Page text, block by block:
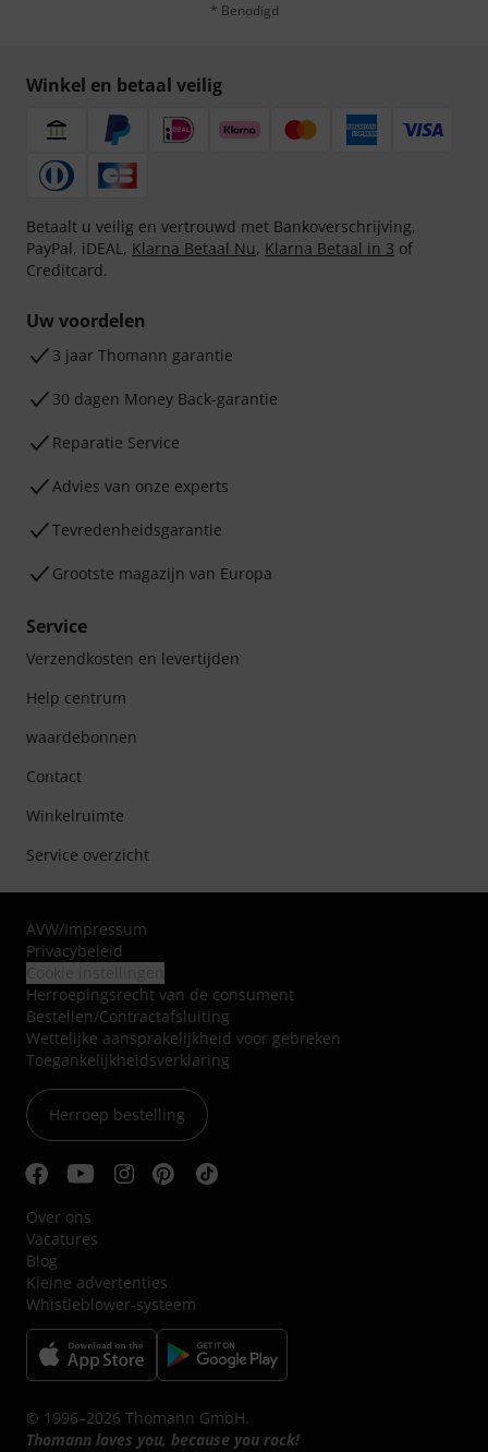
* Benodigd
Winkel en betaal veilig
Betaalt u veilig en vertrouwd met Bankoverschrijving,
PayPal, iDEAL, Klarna Betaal Nu, Klarna Betaal in 3 of
Creditcard.
Uw voordelen
3 jaar Thomann garantie
30 dagen Money Back-garantie
Reparatie Service
Advies van onze experts
Tevredenheidsgarantie
Grootste magazijn van Europa
Service
Verzendkosten en levertijden
Help centrum
waardebonnen
Contact
Winkelruimte
Service overzicht
AVW/Impressum
Privacybeleid
Herroepingsrecht van de consument
Bestellen/Contractafsluiting
Wettelijke aansprakelijkheid voor gebreken
Toegankelijkheidsverklaring
Herroep bestelling
Over ons
Vacatures
Blog
Kleine advertenties
Whistleblower-systeem
© 1996–2026 Thomann GmbH.
Thomann loves you, because you rock!